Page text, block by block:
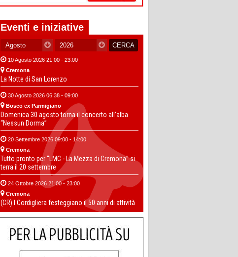
Eventi e iniziative
10 Agosto 2026 21:00 - 23:00
Cremona
La Notte di San Lorenzo
30 Agosto 2026 06:38 - 09:00
Bosco ex Parmigiano
Domenica 30 agosto torna il concerto all’alba
“Nessun Dorma”
20 Settembre 2026 09:00 - 14:00
Cremona
Tutto pronto per “LMC - La Mezza di Cremona” si
terra il 20 settembre
24 Ottobre 2026 21:00 - 23:00
Cremona
(CR) I Cordigliera festeggiano il 50 anni di attività